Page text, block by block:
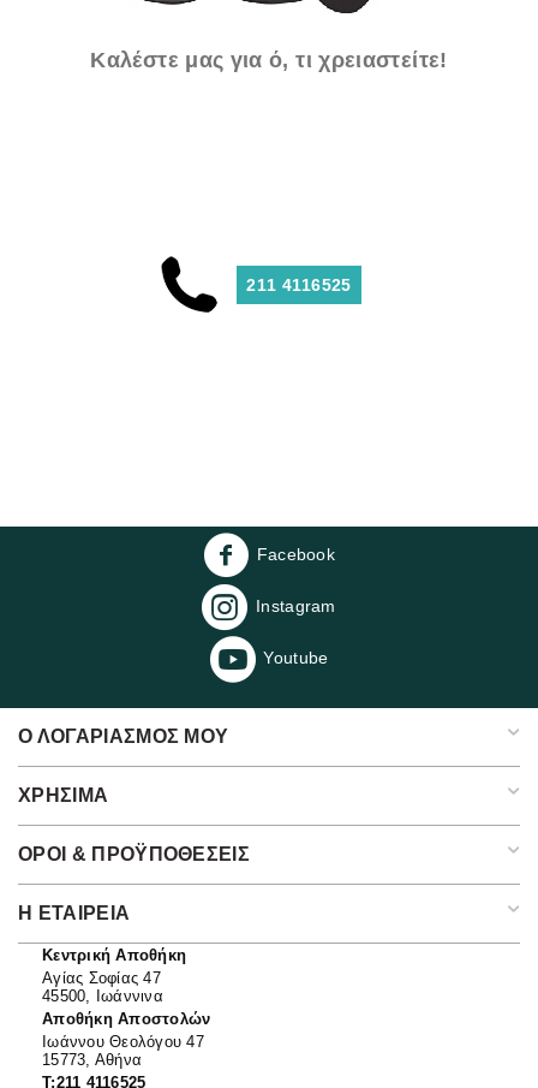
Καλέστε μας για ό, τι χρειαστείτε!
211 4116525
Facebook
Instagram
Youtube
Ο ΛΟΓΑΡΙΑΣΜΌΣ ΜΟΥ
ΧΡΉΣΙΜΑ
ΌΡΟΙ & ΠΡΟΫΠΟΘΈΣΕΙΣ
Η ΕΤΑΙΡΕΊΑ​
Κεντρική Αποθήκη
Αγίας Σοφίας 47
45500, Ιωάννινα
Αποθήκη Αποστολών
Ιωάννου Θεολόγου 47
15773, Αθήνα
T:211 4116525